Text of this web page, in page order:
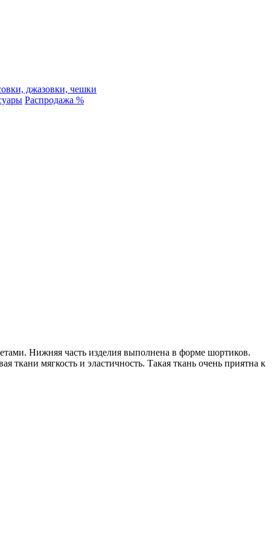
джазовки, чешки
Распродажа %
Нижняя часть изделия выполнена в форме шортиков.
ткани мягкость и эластичность. Такая ткань очень приятна к